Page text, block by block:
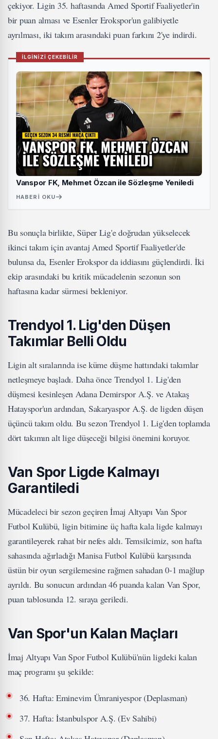
çekiyor. Ligin 35. haftasında Amed Sportif Faaliyetler'in
bir puan alması ve Esenler Erokspor'un galibiyetle
ayrılması, iki takım arasındaki puan farkını 2'ye indirdi.
İLGİNİZİ ÇEKEBİLİR
Vanspor FK, Mehmet Özcan ile Sözleşme Yeniledi
HABERI OKU
Bu sonuçla birlikte, Süper Lig'e doğrudan yükselecek
ikinci takım için avantaj Amed Sportif Faaliyetler'de
bulunsa da, Esenler Erokspor da iddiasını güçlendirdi. İki
ekip arasındaki bu kritik mücadelenin sezonun son
haftasına kadar sürmesi bekleniyor.
Trendyol 1. Lig'den Düşen
Takımlar Belli Oldu
Ligin alt sıralarında ise küme düşme hattındaki takımlar
netleşmeye başladı. Daha önce Trendyol 1. Lig'den
düşmesi kesinleşen Adana Demirspor A.Ş. ve Atakaş
Hatayspor'un ardından, Sakaryaspor A.Ş. de ligden düşen
üçüncü takım oldu. Bu sezon Trendyol 1. Lig'den toplamda
dört takımın alt lige düşeceği bilgisi önemini koruyor.
Van Spor Ligde Kalmayı
Garantiledi
Mücadeleci bir sezon geçiren İmaj Altyapı Van Spor
Futbol Kulübü, ligin bitimine üç hafta kala ligde kalmayı
garantileyerek rahat bir nefes aldı. Temsilcimiz, son hafta
sahasında ağırladığı Manisa Futbol Kulübü karşısında
üstün bir oyun sergilemesine rağmen sahadan 0-1 mağlup
ayrıldı. Bu sonucun ardından 46 puanda kalan Van Spor,
puan tablosunda 12. sıraya geriledi.
Van Spor'un Kalan Maçları
İmaj Altyapı Van Spor Futbol Kulübü'nün ligdeki kalan
maç programı şu şekilde:
36. Hafta: Eminevim Ümraniyespor (Deplasman)
37. Hafta: İstanbulspor A.Ş. (Ev Sahibi)